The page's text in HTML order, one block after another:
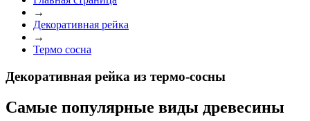
→
Декоративная рейка
→
Термо сосна
Декоративная рейка из термо-сосны
Самые популярные виды древесины